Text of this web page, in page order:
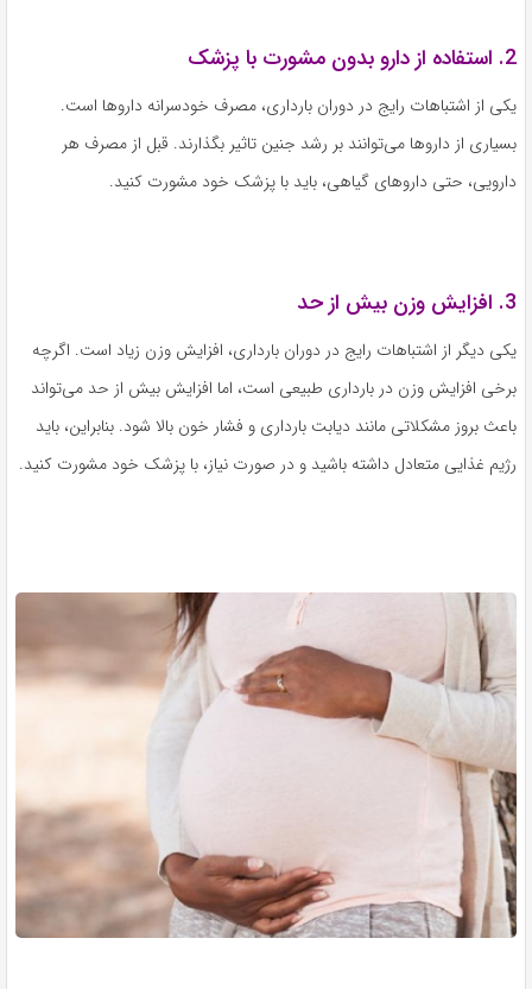
2. استفاده از دارو بدون مشورت با پزشک
یکی از اشتباهات رایج در دوران بارداری، مصرف خودسرانه داروها است.
بسیاری از داروها می‌توانند بر رشد جنین تاثیر بگذارند. قبل از مصرف هر
دارویی، حتی داروهای گیاهی، باید با پزشک خود مشورت کنید.
3. افزایش وزن بیش از حد
یکی دیگر از اشتباهات رایج در دوران بارداری، افزایش وزن زیاد است. اگرچه
برخی افزایش وزن در بارداری طبیعی است، اما افزایش بیش از حد می‌تواند
باعث بروز مشکلاتی مانند دیابت بارداری و فشار خون بالا شود. بنابراین، باید
رژیم غذایی متعادل داشته باشید و در صورت نیاز، با پزشک خود مشورت کنید.